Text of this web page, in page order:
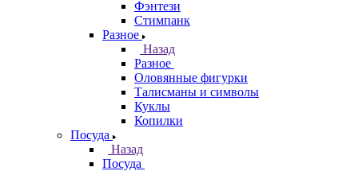
Фэнтези
Стимпанк
Разное
Назад
Разное
Оловянные фигурки
Талисманы и символы
Куклы
Копилки
Посуда
Назад
Посуда